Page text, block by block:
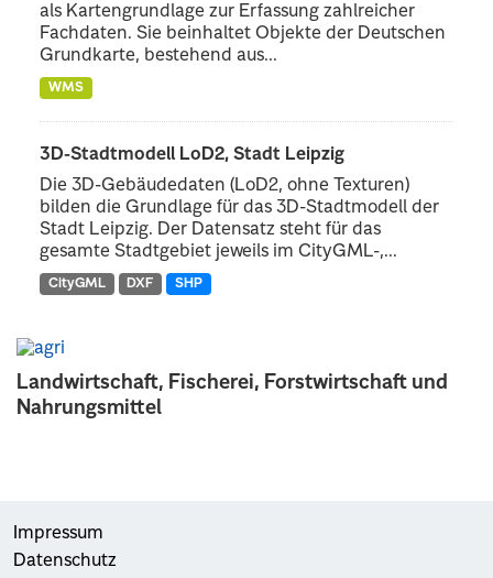
Landwirtschaft, Fischerei, Forstwirtschaft und
Nahrungsmittel
als Kartengrundlage zur Erfassung zahlreicher
Fachdaten. Sie beinhaltet Objekte der Deutschen
Grundkarte, bestehend aus...
WMS
3D-Stadtmodell LoD2, Stadt Leipzig
Die 3D-Gebäudedaten (LoD2, ohne Texturen)
bilden die Grundlage für das 3D-Stadtmodell der
Stadt Leipzig. Der Datensatz steht für das
gesamte Stadtgebiet jeweils im CityGML-,...
CityGML DXF SHP
Impressum
Datenschutz